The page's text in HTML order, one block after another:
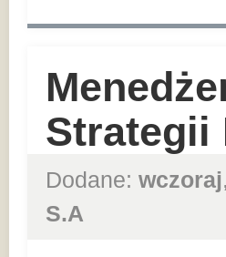
Strategii
Dodane: wczoraj
S.A